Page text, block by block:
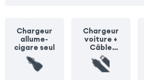
Chargeur
allume-
cigare seul
Chargeur
voiture +
Câble
Lightning